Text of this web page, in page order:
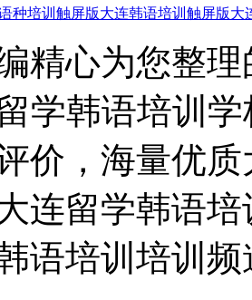
种培训触屏版大连韩语培训触屏版大
精心为您整
学韩语培训
价，海量优
连留学韩语
语培训培训频